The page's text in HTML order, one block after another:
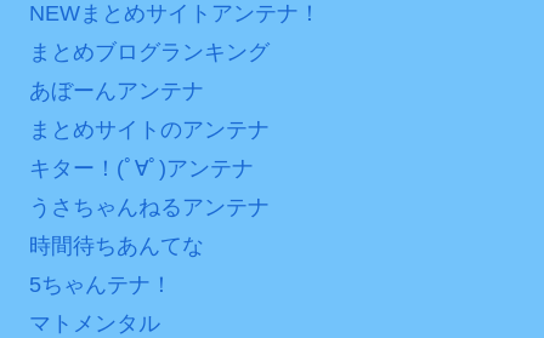
NEWまとめサイトアンテナ！
まとめブログランキング
あぼーんアンテナ
まとめサイトのアンテナ
キター！(ﾟ∀ﾟ)アンテナ
うさちゃんねるアンテナ
時間待ちあんてな
5ちゃんテナ！
マトメンタル